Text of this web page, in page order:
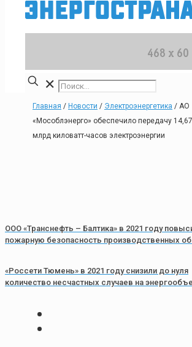
✕
Главная / Новости / Электроэнергетика / АО
«Мособлэнерго» обеспечило передачу 14,67
млрд киловатт-часов электроэнергии
ООО «Транснефть – Балтика» в 2021 году
пожарную безопасность производственных
«Россети Тюмень» в 2021 году снизили до нуля
количество несчастных случаев на